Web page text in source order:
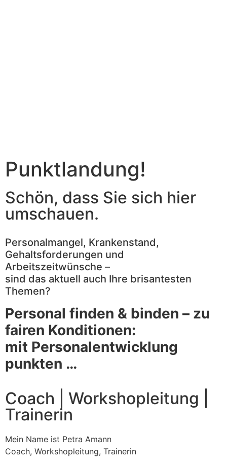
Punktlandung!
Schön, dass Sie sich hier
umschauen.
Personalmangel, Krankenstand,
Gehaltsforderungen und
Arbeitszeitwünsche –
sind das aktuell auch Ihre brisantesten
Themen?
Personal finden & binden – zu
fairen Konditionen:
mit Personalentwicklung
punkten …
Coach | Workshopleitung |
Trainerin
Mein Name ist Petra Amann
Coach, Workshopleitung, Trainerin